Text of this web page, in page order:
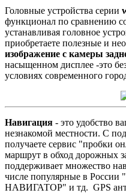
Головные устройства серии
функционал по сравнению
устанавливая головное
приобретаете полезные и
изображение с камеры
насыщенном дисплее -это
условиях современного
Навигация - это удобство
незнакомой местности. С
получаете сервис "пробки
маршрут в обход дорожных
поддерживает множество
числе популярные в
НАВИГАТОР" и тд. GPS